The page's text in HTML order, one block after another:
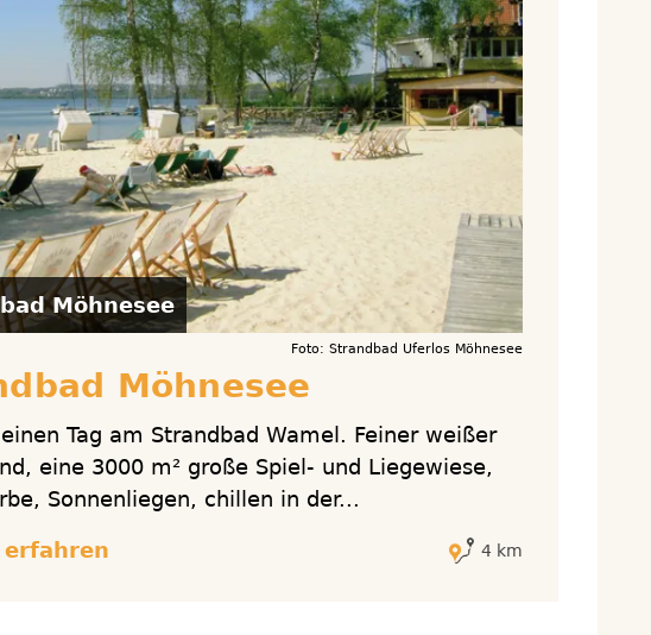
Möhnesee
Foto: Strandbad Uferlos Möhnesee
Möhnesee
Tag am Strandbad Wamel. Feiner weißer
eine 3000 m² große Spiel- und Liegewiese,
Sonnenliegen, chillen in der...
erfahren 4 km